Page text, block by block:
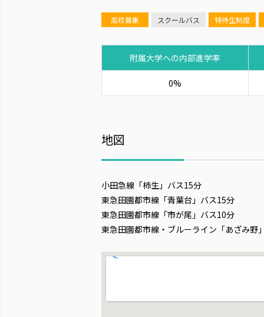
高校募集 スクールバス 特待生制度
附属大学への内部進学率
0%
地図
小田急線「柿生」バス15分
東急田園都市線「青葉台」バス15分
東急田園都市線「市が尾」バス10分
東急田園都市線・ブルーライン「あざみ野